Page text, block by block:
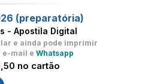
(preparatória)
- Apostila Digital
e ainda pode imprimir
e-mail e Whatsapp
no cartão